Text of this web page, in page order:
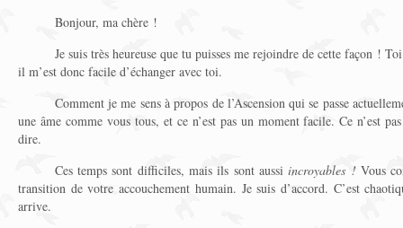
Bonjour, ma chère !
Je suis très heureuse que tu puisses me rejoindre de cette façon !
il m’est donc facile d’échanger avec toi.
Comment je me sens à propos de l’Ascension qui se passe
une âme comme vous tous, et ce n’est pas un moment facile. Ce n’est
dire.
Ces temps sont difficiles, mais ils sont aussiincroyables ! Vous
transition de votre accouchement humain. Je suis d’accord. C’est
arrive.